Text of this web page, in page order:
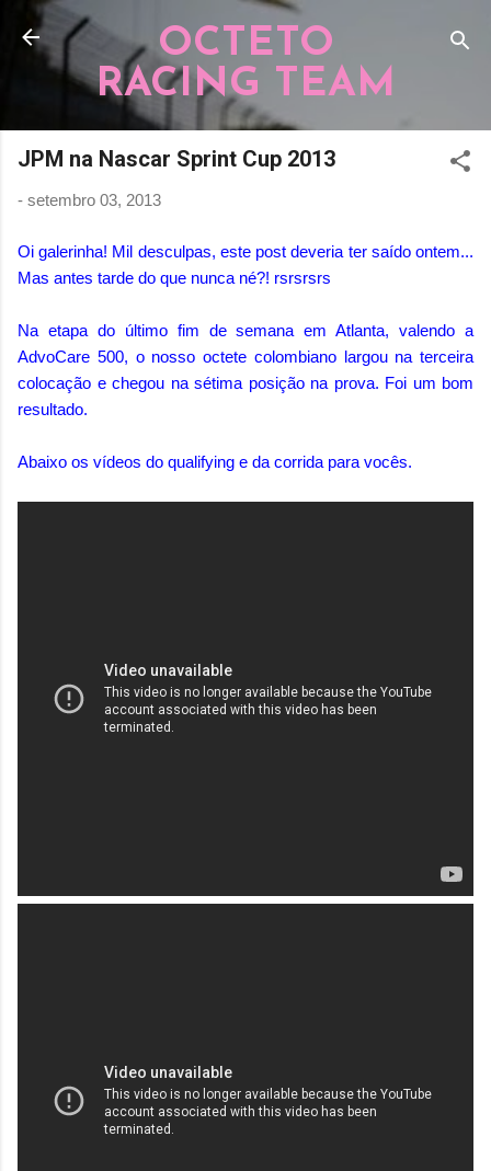
Pular para o conteúdo principal
OCTETO
RACING TEAM
JPM na Nascar Sprint Cup 2013
- setembro 03, 2013
Oi galerinha! Mil desculpas, este post deveria ter saído ontem...
Mas antes tarde do que nunca né?! rsrsrsrs
Na etapa do último fim de semana em Atlanta, valendo a
AdvoCare 500, o nosso octete colombiano largou na terceira
colocação e chegou na sétima posição na prova. Foi um bom
resultado.
Abaixo os vídeos do qualifying e da corrida para vocês.